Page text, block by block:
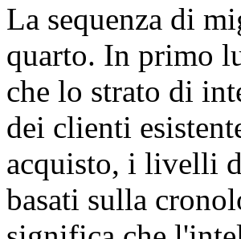
La sequenza di
quarto. In primo
che lo strato di
dei clienti
acquisto, i livelli
basati sulla